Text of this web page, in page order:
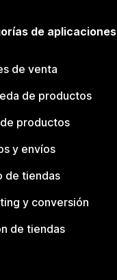
de aplicaciones
de venta
de productos
productos
y envíos
de tiendas
y conversión
de tiendas